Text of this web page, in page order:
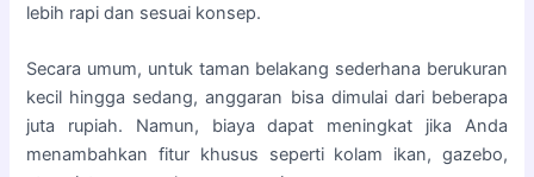
lebih rapi dan sesuai konsep.
Secara umum, untuk taman belakang sederhana berukuran
kecil hingga sedang, anggaran bisa dimulai dari beberapa
juta rupiah. Namun, biaya dapat meningkat jika Anda
menambahkan fitur khusus seperti kolam ikan, gazebo,